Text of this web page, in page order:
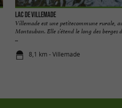
Lac de Villemade
Villemade est une petitecommune rurale,
Montauban. Elle s’étend le long des
...
8,1 km - Villemade